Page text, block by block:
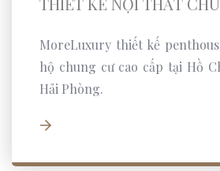
MoreLuxury thiết kế
hộ chung cư cao cấp tại Hồ
Hải Phòng.